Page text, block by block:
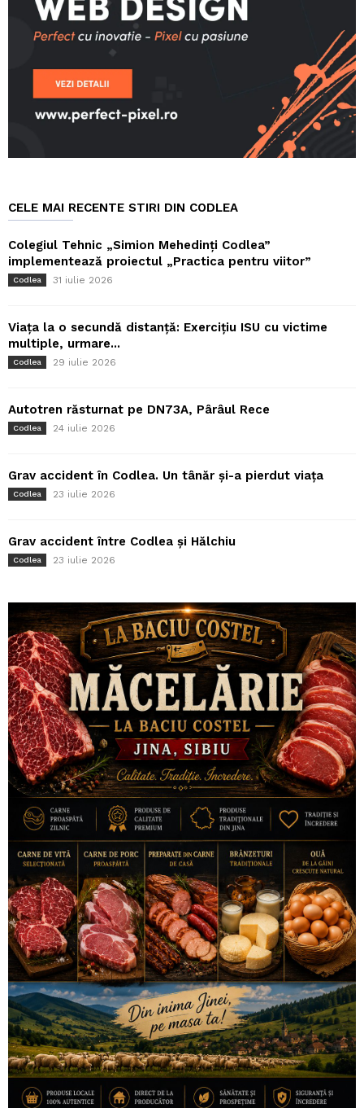
CELE MAI RECENTE STIRI DIN CODLEA
Colegiul Tehnic „Simion Mehedinți Codlea”
implementează proiectul „Practica pentru viitor”
Codlea 31 iulie 2026
Viața la o secundă distanță: Exercițiu ISU cu victime
multiple, urmare...
Codlea 29 iulie 2026
Autotren răsturnat pe DN73A, Pârâul Rece
Codlea 24 iulie 2026
Grav accident în Codlea. Un tânăr și-a pierdut viața
Codlea 23 iulie 2026
Grav accident între Codlea și Hălchiu
Codlea 23 iulie 2026